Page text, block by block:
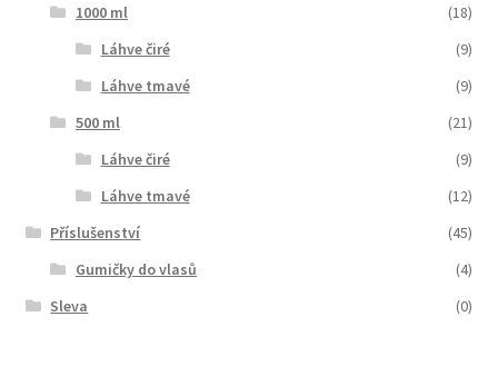
1000 ml
(18)
Láhve čiré
(9)
Láhve tmavé
(9)
500 ml
(21)
Láhve čiré
(9)
Láhve tmavé
(12)
Příslušenství
(45)
Gumičky do vlasů
(4)
Sleva
(0)